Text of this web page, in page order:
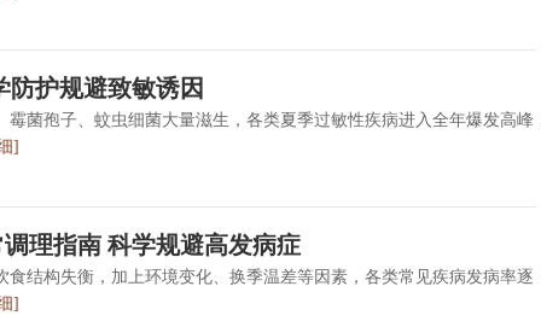
防护规避致敏诱因
霉菌孢子、蚊虫细菌大量滋生，各类夏季过敏性疾病进入全年爆发高峰
]
理指南 科学规避高发病症
食结构失衡，加上环境变化、换季温差等因素，各类常见疾病发病率逐
]